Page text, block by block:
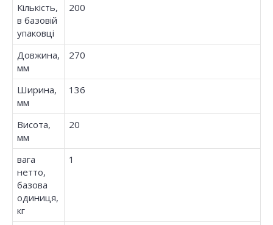
Кількість,
в базовій
упаковці
200
Довжина,
мм
270
Ширина,
мм
136
Висота,
мм
20
вага
нетто,
базова
одиниця,
кг
1